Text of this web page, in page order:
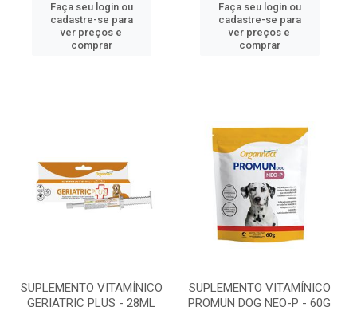
Faça seu login ou
cadastre-se para
ver preços e
comprar
Faça seu login ou
cadastre-se para
ver preços e
comprar
SUPLEMENTO VITAMÍNICO
GERIATRIC PLUS - 28ML
SUPLEMENTO VITAMÍNICO
PROMUN DOG NEO-P - 60G